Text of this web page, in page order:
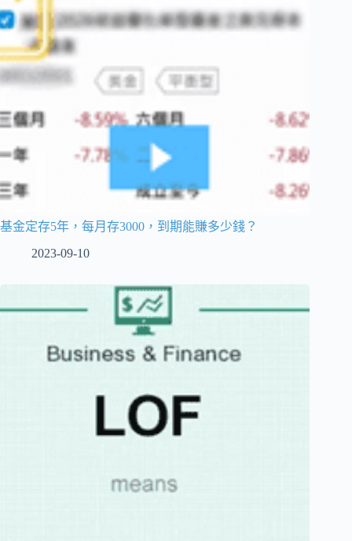
基金定存5年，每月存3000，到期能賺多少錢？
2023-09-10